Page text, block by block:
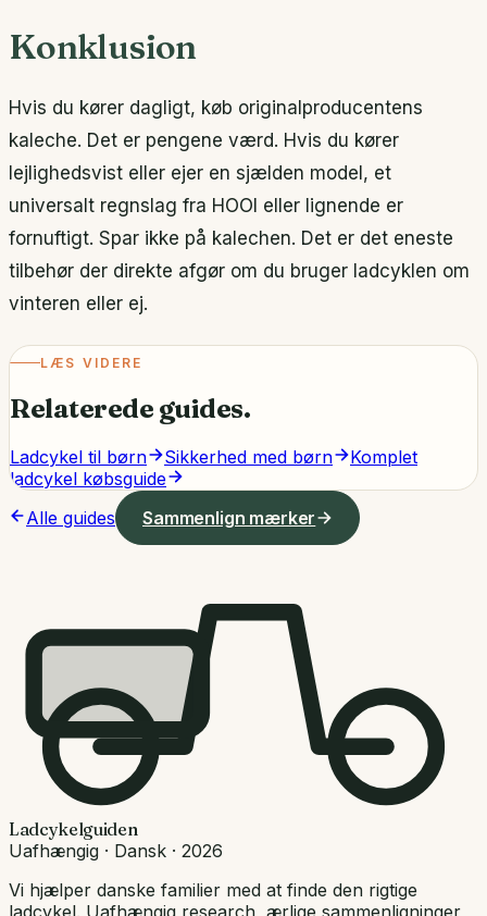
Konklusion
Hvis du kører dagligt, køb originalproducentens
kaleche. Det er pengene værd. Hvis du kører
lejlighedsvist eller ejer en sjælden model, et
universalt regnslag fra HOOI eller lignende er
fornuftigt. Spar ikke på kalechen. Det er det eneste
tilbehør der direkte afgør om du bruger ladcyklen om
vinteren eller ej.
LÆS VIDERE
Relaterede guides.
Ladcykel til børn Sikkerhed med børn
Komplet
ladcykel købsguide
Alle guides
Sammenlign mærker
Ladcykelguiden
Uafhængig · Dansk · 2026
Vi hjælper danske familier med at finde den rigtige
ladcykel. Uafhængig research, ærlige sammenligninger